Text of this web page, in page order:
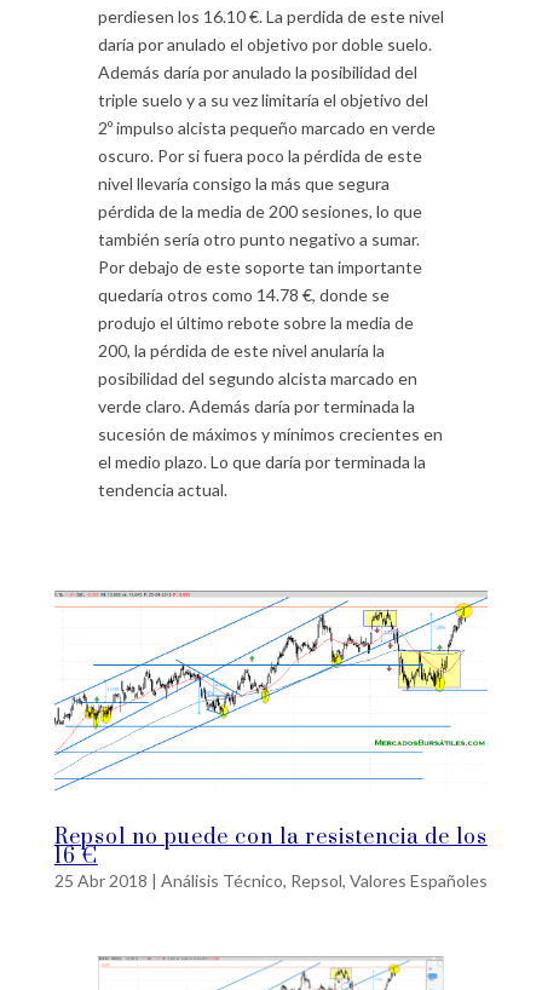
perdiesen los 16.10 €. La perdida de este nivel
daría por anulado el objetivo por doble suelo.
Además daría por anulado la posibilidad del
triple suelo y a su vez limitaría el objetivo del
2º impulso alcista pequeño marcado en verde
oscuro. Por si fuera poco la pérdida de este
nivel llevaría consigo la más que segura
pérdida de la media de 200 sesiones, lo que
también sería otro punto negativo a sumar.
Por debajo de este soporte tan importante
quedaría otros como 14.78 €, donde se
produjo el último rebote sobre la media de
200, la pérdida de este nivel anularía la
posibilidad del segundo alcista marcado en
verde claro. Además daría por terminada la
sucesión de máximos y mínimos crecientes en
el medio plazo. Lo que daría por terminada la
tendencia actual.
Repsol no puede con la resistencia de los
16 €
25 Abr 2018 | Análisis Técnico, Repsol, Valores Españoles